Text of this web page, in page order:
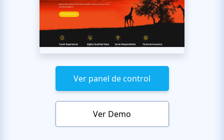
Ver panel de control
Ver Demo